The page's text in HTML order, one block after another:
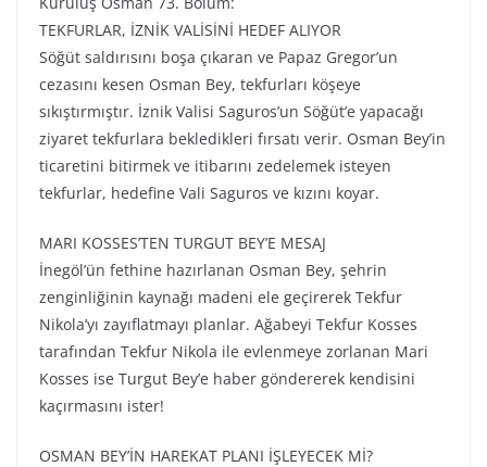
TEKFURLAR, İZNİK VALİSİNİ HEDEF ALIYOR
Söğüt saldırısını boşa çıkaran ve Papaz Gregor’un
cezasını kesen Osman Bey, tekfurları köşeye
sıkıştırmıştır. İznik Valisi Saguros’un Söğüt’e yapacağı
ziyaret tekfurlara bekledikleri fırsatı verir. Osman Bey’in
ticaretini bitirmek ve itibarını zedelemek isteyen
tekfurlar, hedefine Vali Saguros ve kızını koyar.
MARI KOSSES’TEN TURGUT BEY’E MESAJ
İnegöl’ün fethine hazırlanan Osman Bey, şehrin
zenginliğinin kaynağı madeni ele geçirerek Tekfur
Nikola’yı zayıflatmayı planlar. Ağabeyi Tekfur Kosses
tarafından Tekfur Nikola ile evlenmeye zorlanan Mari
Kosses ise Turgut Bey’e haber göndererek kendisini
kaçırmasını ister!
OSMAN BEY’İN HAREKAT PLANI İŞLEYECEK Mİ?